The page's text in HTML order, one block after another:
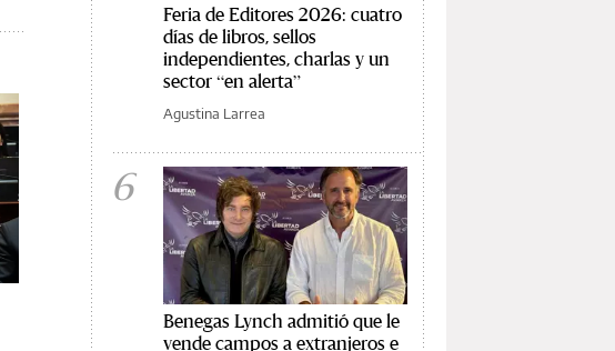
Feria de Editores 2026: cuatro
días de libros, sellos
independientes, charlas y un
sector “en alerta”
Agustina Larrea
6
Benegas Lynch admitió que le
vende campos a extranjeros e